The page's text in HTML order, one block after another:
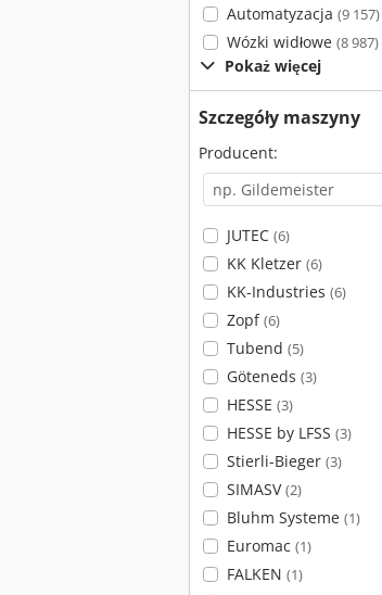
Automatyzacja (9 157)
Wózki widłowe (8 987)
Pokaż więcej
Szczegóły maszyny
Producent:
JUTEC (6)
KK Kletzer (6)
KK-Industries (6)
Zopf(6)
Tubend (5)
Göteneds (3)
HESSE (3)
HESSE by LFSS (3)
Stierli-Bieger (3)
SIMASV(2)
Bluhm Systeme (1)
Euromac (1)
FALKEN (1)